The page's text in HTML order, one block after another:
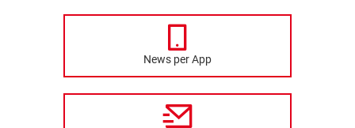
News per App